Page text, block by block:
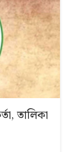
তালিকা